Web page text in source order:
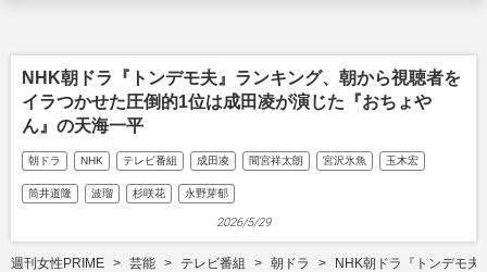
NHK朝ドラ『トンデモ夫』ランキング、朝から視聴者を
イラつかせた圧倒的1位は成田凌が演じた『おちょや
ん』の天海一平
朝ドラ NHK テレビ番組 成田凌 間宮祥太朗 宮沢氷魚 玉木宏
筒井道隆 波瑠 杉咲花 永野芽郁
2026/5/29
週刊女性PRIME 芸能 テレビ番組 朝ドラ NHK朝ドラ『トンデモ